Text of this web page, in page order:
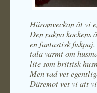
Häromveckan åt vi
Den nakna
en fantastisk
tala varmt om
lite som brittisk
Men vad vet
Däremot vet vi att